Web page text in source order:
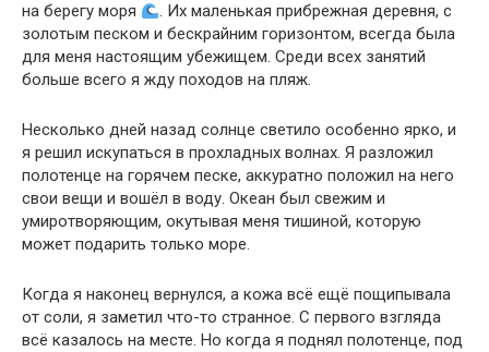
на берегу моря
. Их маленькая прибрежная деревня, с
золотым песком и бескрайним горизонтом, всегда была
для меня настоящим убежищем. Среди всех занятий
больше всего я жду походов на пляж.
Несколько дней назад солнце светило особенно ярко, и
я решил искупаться в прохладных волнах. Я разложил
полотенце на горячем песке, аккуратно положил на него
свои вещи и вошёл в воду. Океан был свежим и
умиротворяющим, окутывая меня тишиной, которую
может подарить только море.
Когда я наконец вернулся, а кожа всё ещё пощипывала
от соли, я заметил что-то странное. С первого взгляда
всё казалось на месте. Но когда я поднял полотенце, под